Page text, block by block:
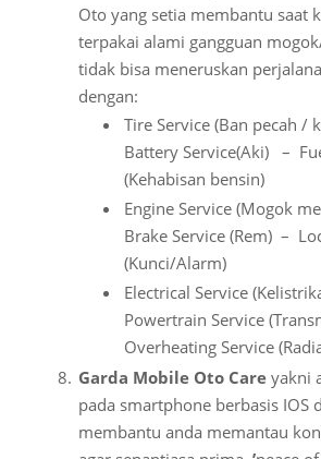
Oto yang setia membantu saat
terpakai alami gangguan
tidak bisa meneruskan
dengan:
Tire Service (Ban pecah
Battery Service(Aki) –
(Kehabisan bensin)
Engine Service (Mogok
Brake Service (Rem) –
(Kunci/Alarm)
Electrical Service
Powertrain Service
Overheating Service
Garda Mobile Oto Care yakni
pada smartphone berbasis IOS
membantu anda memantau